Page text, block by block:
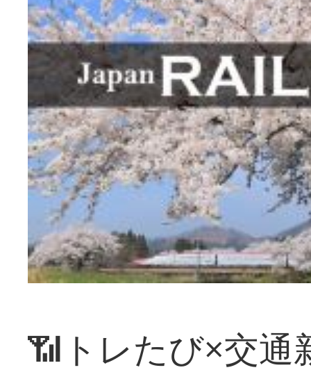
📶トレたび×交通